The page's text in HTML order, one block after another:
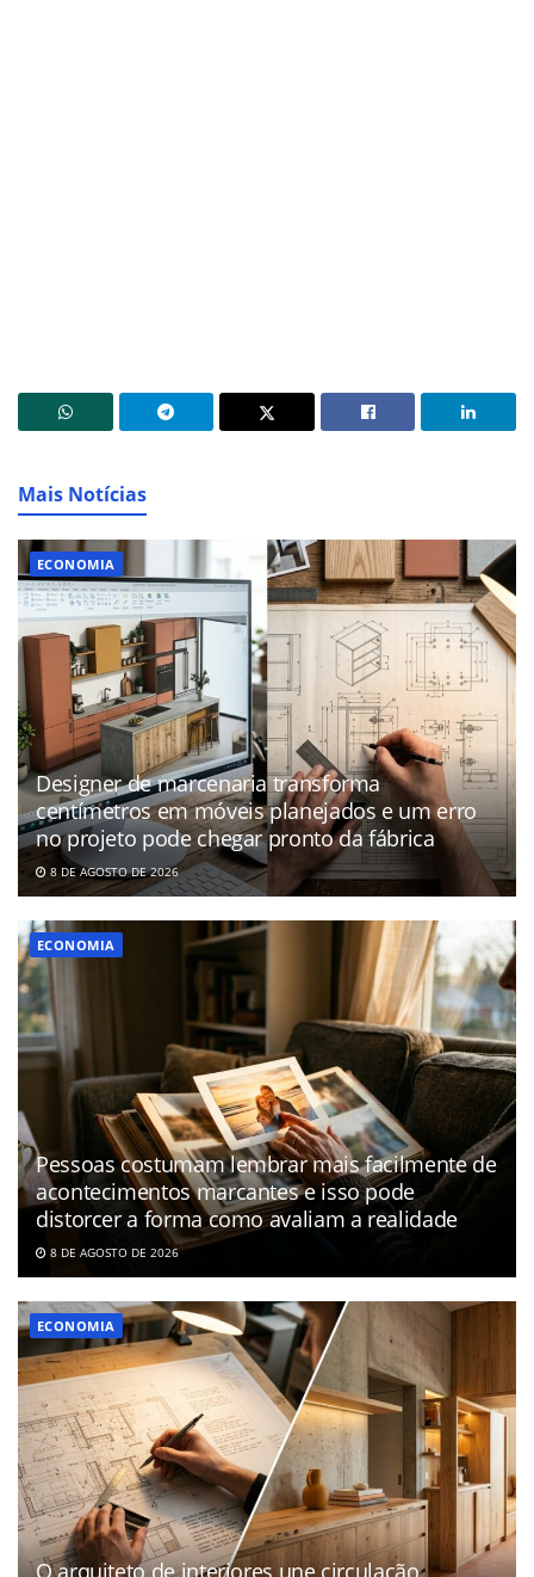
Mais Notícias
ECONOMIA
Designer de marcenaria transforma
centímetros em móveis planejados e um erro
no projeto pode chegar pronto da fábrica
8 DE AGOSTO DE 2026
ECONOMIA
Pessoas costumam lembrar mais facilmente de
acontecimentos marcantes e isso pode
distorcer a forma como avaliam a realidade
8 DE AGOSTO DE 2026
ECONOMIA